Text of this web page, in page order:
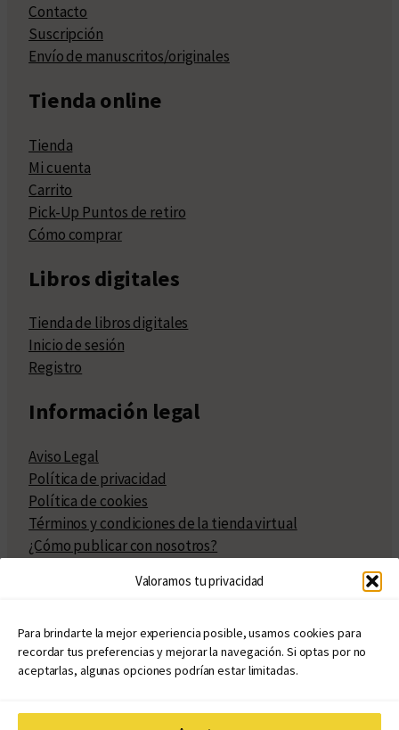
Valoramos tu privacidad
Para brindarte la mejor experiencia posible, usamos cookies para
recordar tus preferencias y mejorar la navegación. Si optas por no
aceptarlas, algunas opciones podrían estar limitadas.
Contacto
Suscripción
Envío de manuscritos/originales
Tienda online
Tienda
Mi cuenta
Carrito
Pick-Up Puntos de retiro
Cómo comprar
Libros digitales
Tienda de libros digitales
Inicio de sesión
Registro
Información legal
Aviso Legal
Política de privacidad
Política de cookies
Términos y condiciones de la tienda virtual
¿Cómo publicar con nosotros?
Políticas de publicación
Políticas de coedición
Atribuciones